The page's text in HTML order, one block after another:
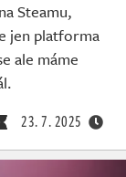
Steamu,
jen platforma
ale máme
23. 7. 2025